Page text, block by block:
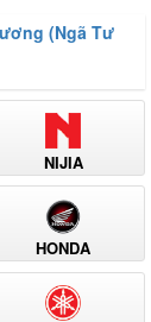
(Ngã Tư
NIJIA
HONDA